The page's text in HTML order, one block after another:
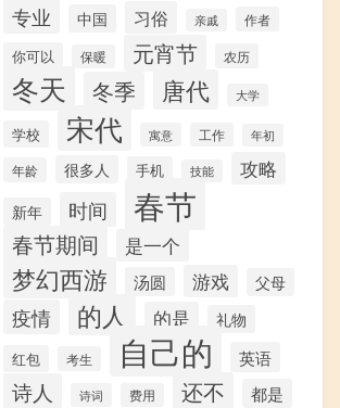
专业 中国 习俗 亲戚 作者
你可以 保暖 元宵节 农历
冬天 冬季 唐代 大学
学校 宋代 寓意 工作 年初
年龄 很多人 手机 技能 攻略
新年 时间 春节
春节期间 是一个
梦幻西游 汤圆 游戏 父母
疫情 的人 的是 礼物
红包 考生 自己的 英语
诗人 诗词 费用 还不 都是